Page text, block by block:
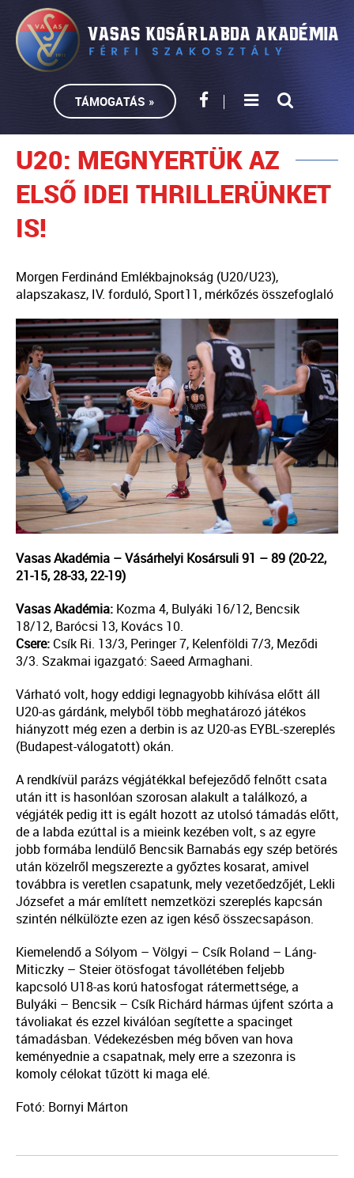
TÁMOGATÁS »
U20: MEGNYERTÜK AZ
ELSŐ IDEI THRILLERÜNKET
IS!
Morgen Ferdinánd Emlékbajnokság (U20/U23),
alapszakasz, IV. forduló, Sport11, mérkőzés összefoglaló
Vasas Akadémia – Vásárhelyi Kosársuli 91 – 89 (20-22,
21-15, 28-33, 22-19)
Vasas Akadémia: Kozma 4, Bulyáki 16/12, Bencsik
18/12, Barócsi 13, Kovács 10.
Csere: Csík Ri. 13/3, Peringer 7, Kelenföldi 7/3, Meződi
3/3. Szakmai igazgató: Saeed Armaghani.
Várható volt, hogy eddigi legnagyobb kihívása előtt áll
U20-as gárdánk, melyből több meghatározó játékos
hiányzott még ezen a derbin is az U20-as EYBL-szereplés
(Budapest-válogatott) okán.
A rendkívül parázs végjátékkal befejeződő felnőtt csata
után itt is hasonlóan szorosan alakult a találkozó, a
végjáték pedig itt is egált hozott az utolsó támadás előtt,
de a labda ezúttal is a mieink kezében volt, s az egyre
jobb formába lendülő Bencsik Barnabás egy szép betörés
után közelről megszerezte a győztes kosarat, amivel
továbbra is veretlen csapatunk, mely vezetőedzőjét, Lekli
Józsefet a már említett nemzetközi szereplés kapcsán
szintén nélkülözte ezen az igen késő összecsapáson.
Kiemelendő a Sólyom – Völgyi – Csík Roland – Láng-
Miticzky – Steier ötösfogat távollétében feljebb
kapcsoló U18-as korú hatosfogat rátermettsége, a
Bulyáki – Bencsik – Csík Richárd hármas újfent szórta a
távoliakat és ezzel kiválóan segítette a spacinget
támadásban. Védekezésben még bőven van hova
keményednie a csapatnak, mely erre a szezonra is
komoly célokat tűzött ki maga elé.
Fotó: Bornyi Márton